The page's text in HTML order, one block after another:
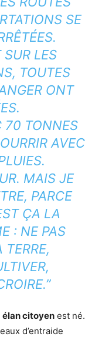
SE
LES
TOUTES
ONT
70 TONNES
AVEC
MAIS JE
PARCE
ÇA LA
: NE PAS
élan citoyen est né.
d’entraide